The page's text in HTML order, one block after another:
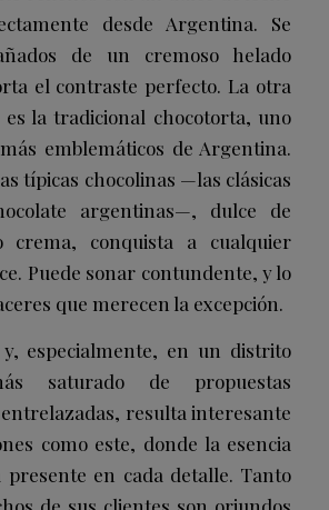
desde Argentina. Se
de un cremoso helado
el contraste perfecto. La otra
la tradicional chocotorta, uno
emblemáticos de Argentina.
típicas chocolinas —las clásicas
argentinas—, dulce de
crema, conquista a cualquier
Puede sonar contundente, y lo
que merecen la excepción.
especialmente, en un distrito
saturado de propuestas
resulta interesante
como este, donde la esencia
presente en cada detalle. Tanto